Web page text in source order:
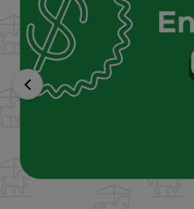
Anterior